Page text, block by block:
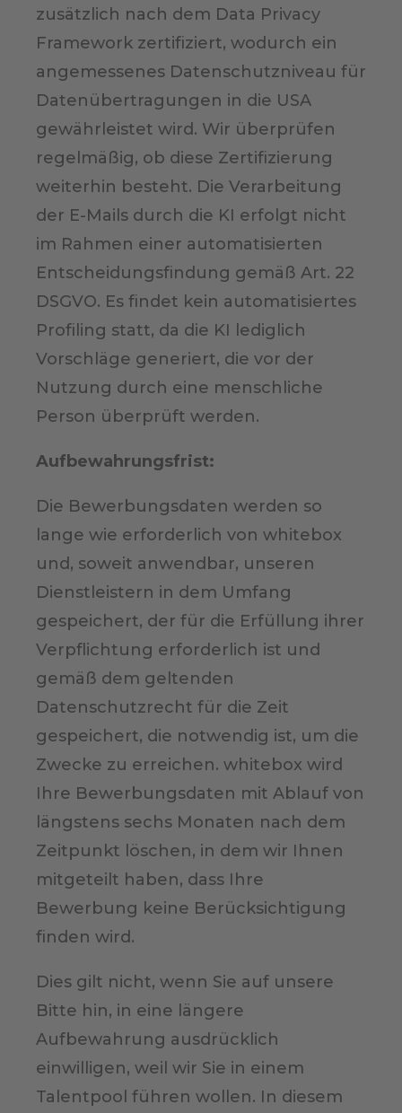
zusätzlich nach dem Data Privacy
Framework zertifiziert, wodurch ein
angemessenes Datenschutzniveau für
Datenübertragungen in die USA
gewährleistet wird. Wir überprüfen
regelmäßig, ob diese Zertifizierung
weiterhin besteht. Die Verarbeitung
der E-Mails durch die KI erfolgt nicht
im Rahmen einer automatisierten
Entscheidungsfindung gemäß Art. 22
DSGVO. Es findet kein automatisiertes
Profiling statt, da die KI lediglich
Vorschläge generiert, die vor der
Nutzung durch eine menschliche
Person überprüft werden.
Aufbewahrungsfrist:
Die Bewerbungsdaten werden so
lange wie erforderlich von whitebox
und, soweit anwendbar, unseren
Dienstleistern in dem Umfang
gespeichert, der für die Erfüllung ihrer
Verpflichtung erforderlich ist und
gemäß dem geltenden
Datenschutzrecht für die Zeit
gespeichert, die notwendig ist, um die
Zwecke zu erreichen. whitebox wird
Ihre Bewerbungsdaten mit Ablauf von
längstens sechs Monaten nach dem
Zeitpunkt löschen, in dem wir Ihnen
mitgeteilt haben, dass Ihre
Bewerbung keine Berücksichtigung
finden wird.
Dies gilt nicht, wenn Sie auf unsere
Bitte hin, in eine längere
Aufbewahrung ausdrücklich
einwilligen, weil wir Sie in einem
Talentpool führen wollen. In diesem